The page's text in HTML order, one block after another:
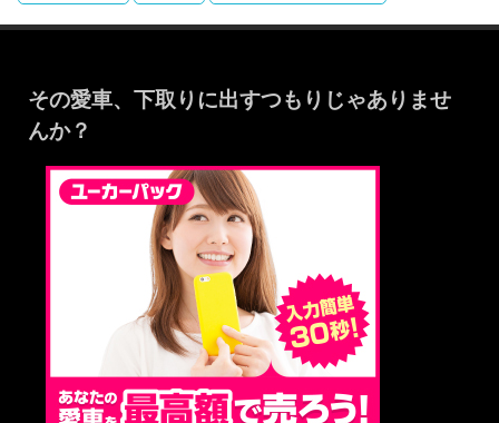
その愛車、下取りに出すつもりじゃありませ
んか？